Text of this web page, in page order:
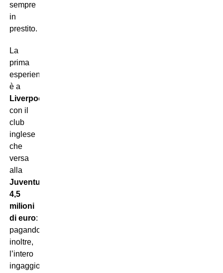
sempre
in
prestito.
La
prima
esperienza
è a
Liverpool
con il
club
inglese
che
versa
alla
Juventus
4,5
milioni
di euro:
pagando,
inoltre,
l’intero
ingaggio